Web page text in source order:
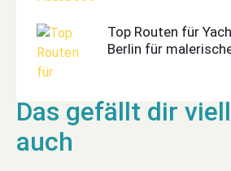
Top Routen für
Berlin für